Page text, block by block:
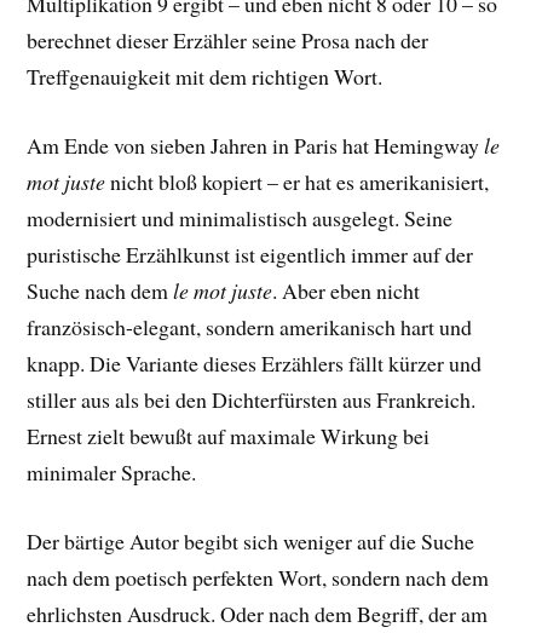
berechnet dieser Erzähler seine Prosa nach der
Treffgenauigkeit mit dem richtigen Wort.
Am Ende von sieben Jahren in Paris hat Hemingwayle
mot justenicht bloß kopiert – er hat es amerikanisiert,
modernisiert und minimalistisch ausgelegt. Seine
puristische Erzählkunst ist eigentlich immer auf der
Suche nach demle mot juste. Aber eben nicht
französisch-elegant, sondern amerikanisch hart und
knapp. Die Variante dieses Erzählers fällt kürzer und
stiller aus als bei den Dichterfürsten aus Frankreich.
Ernest zielt bewußt auf maximale Wirkung bei
minimaler Sprache.
Der bärtige Autor begibt sich weniger auf die Suche
nach dem poetisch perfekten Wort, sondern nach dem
ehrlichsten Ausdruck. Oder nach dem Begriff, der am